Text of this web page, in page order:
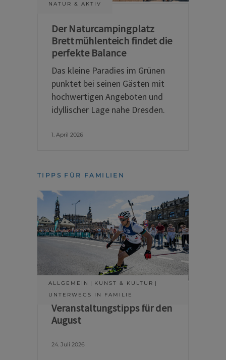
NATUR & AKTIV
Der Naturcampingplatz
Brettmühlenteich findet die
perfekte Balance
Das kleine Paradies im Grünen
punktet bei seinen Gästen mit
hochwertigen Angeboten und
idyllischer Lage nahe Dresden.
1. April 2026
TIPPS FÜR FAMILIEN
ALLGEMEIN
KUNST & KULTUR
UNTERWEGS IN FAMILIE
Veranstaltungstipps für den
August
24. Juli 2026